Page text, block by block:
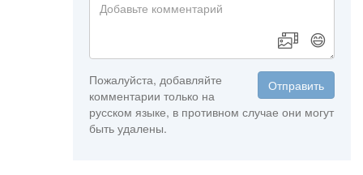
😄
Отправить
Пожалуйста, добавляйте
комментарии только на
русском языке, в противном случае они могут
быть удалены.